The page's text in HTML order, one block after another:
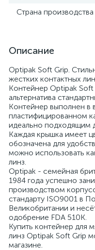
Страна производства
Описание
Optipak Soft Grip.
жестких контактных
Контейнер Optipak Soft
альтернатива
Контейнер выполнен в
пластифицированном
идеально подходящим
Каждая крышка имеет
обозначена для
можно использовать
линз.
Optipak - семейная
1984 года успешно
производством
стандарту ISO9001 в
Великобритании и
одобрение FDA 510K.
Купить контейнер для
линз Optipak Soft Grip
магазине.